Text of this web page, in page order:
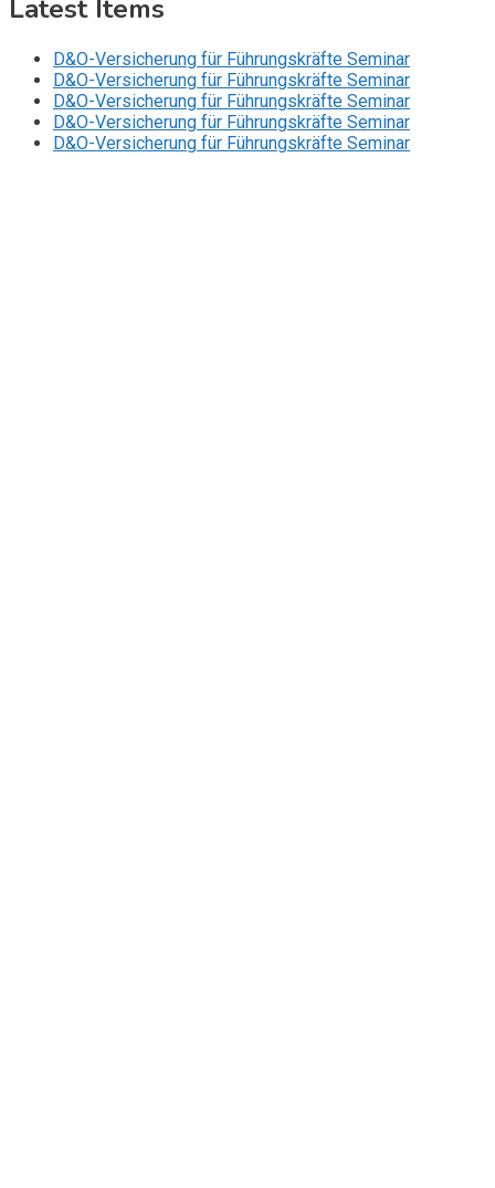
Latest Items
D&O-Versicherung für Führungskräfte Seminar
D&O-Versicherung für Führungskräfte Seminar
D&O-Versicherung für Führungskräfte Seminar
D&O-Versicherung für Führungskräfte Seminar
D&O-Versicherung für Führungskräfte Seminar